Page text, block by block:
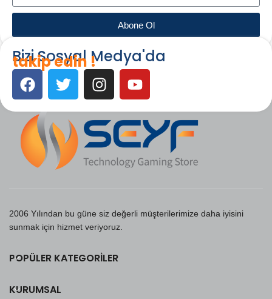
Abone Ol
Bizi Sosyal Medya'da
takip edin !
2006 Yılından bu güne siz değerli müşterilerimize daha iyisini
sunmak için hizmet veriyoruz.
POPÜLER KATEGORILER
KURUMSAL